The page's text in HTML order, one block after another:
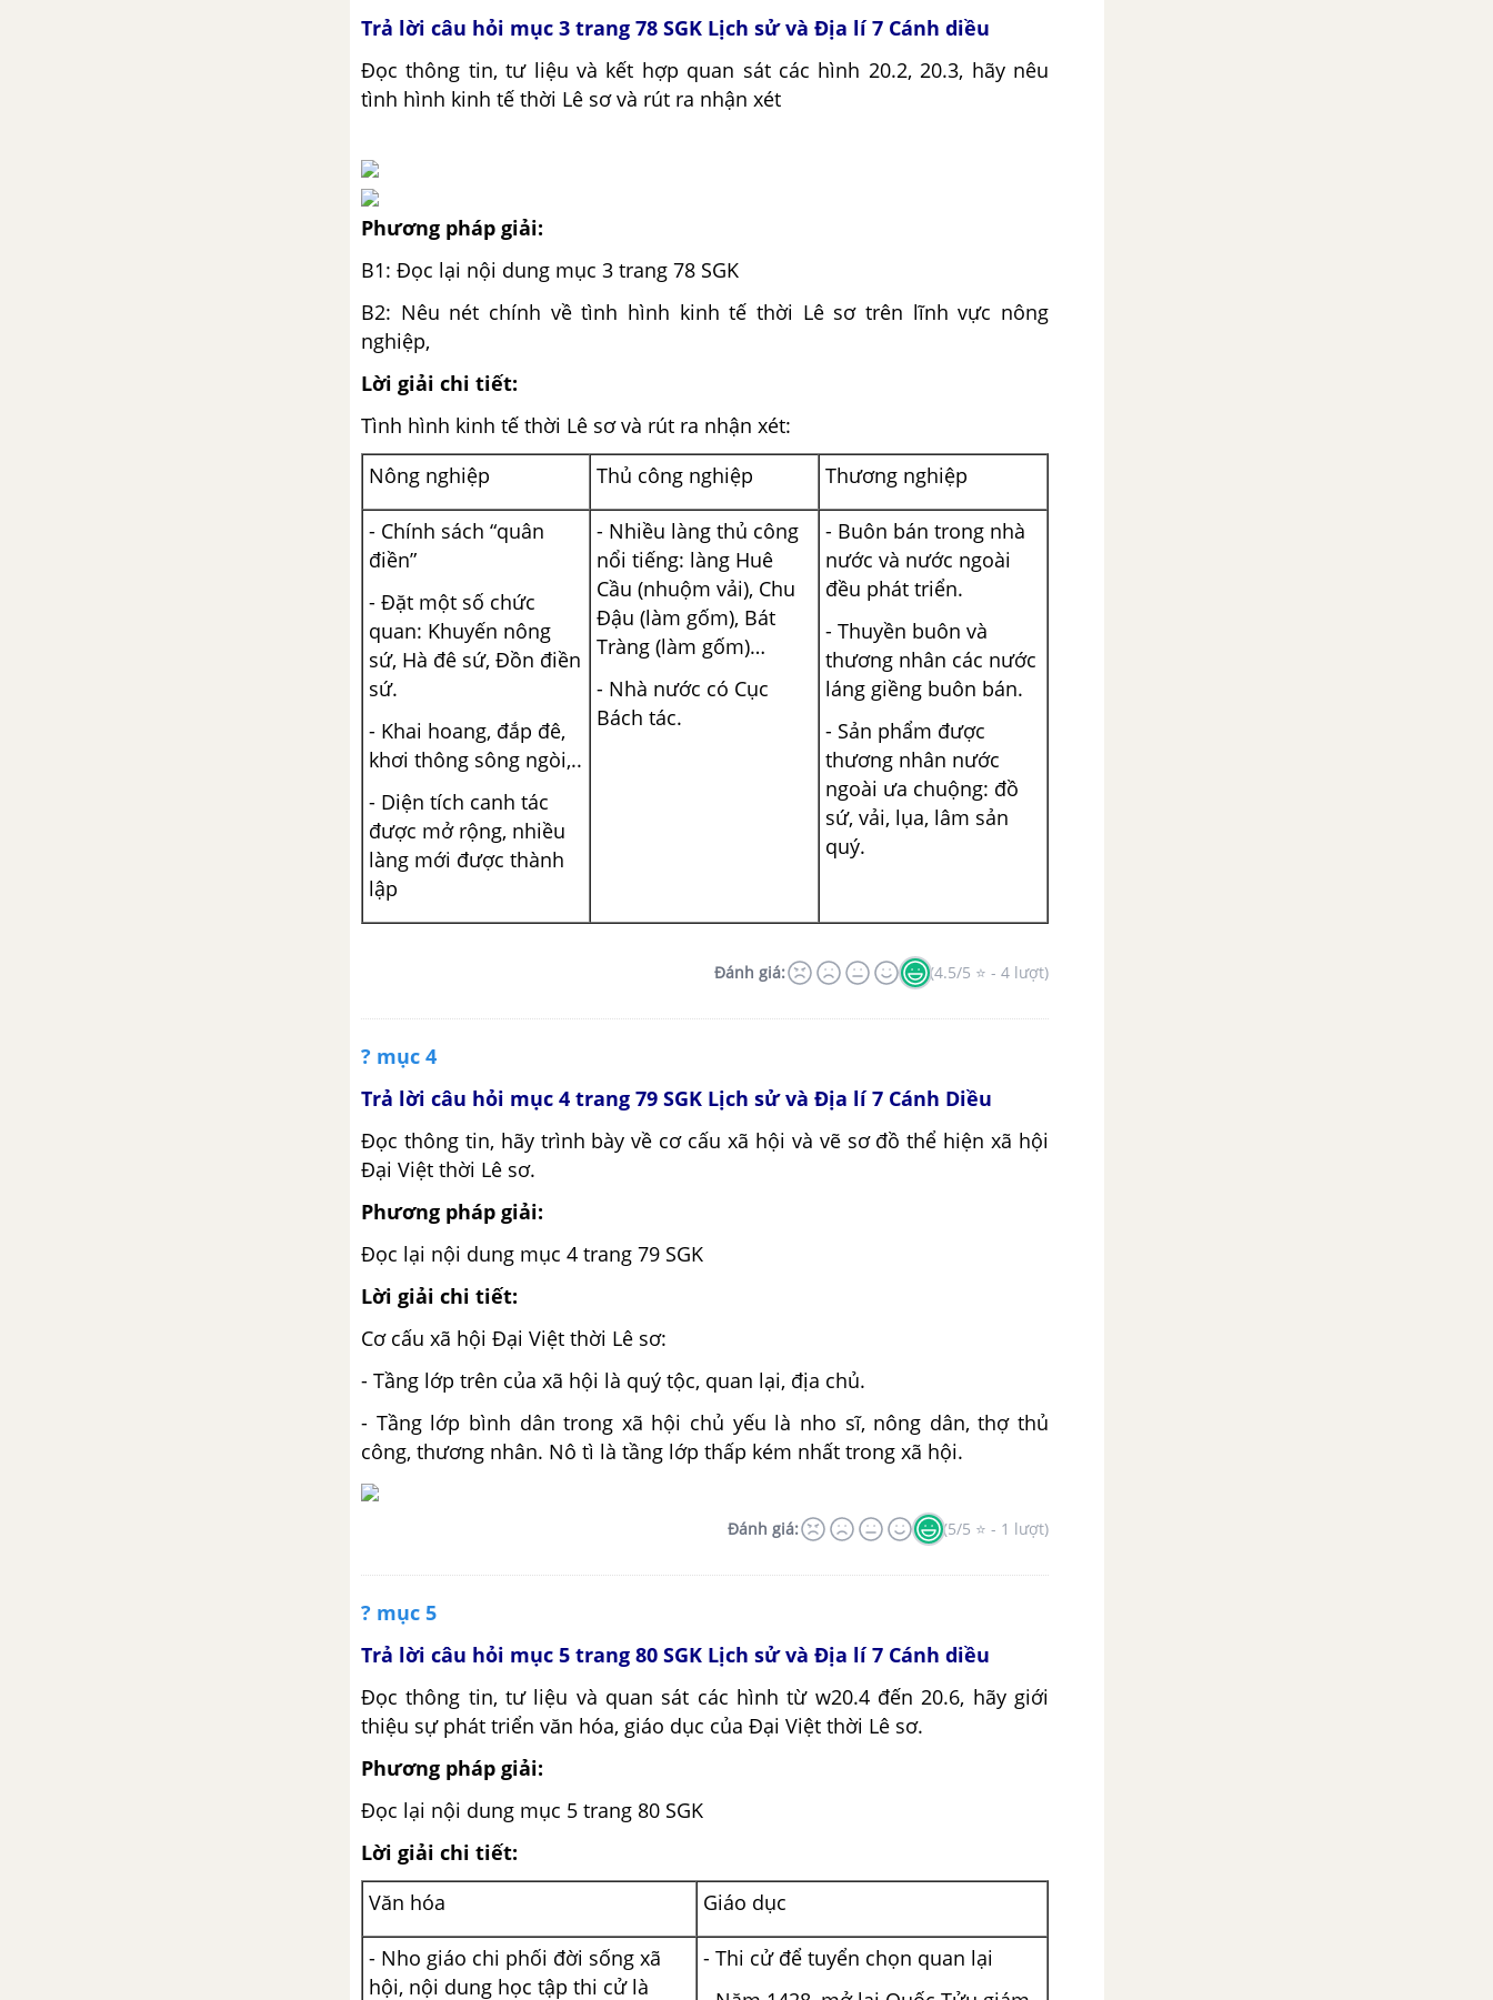
Trả lời câu hỏi mục 3 trang 78 SGK Lịch sử và Địa lí 7 Cánh diều
Đọc thông tin, tư liệu và kết hợp quan sát các hình 20.2, 20.3, hãy nêu
tình hình kinh tế thời Lê sơ và rút ra nhận xét
Phương pháp giải:
B1: Đọc lại nội dung mục 3 trang 78 SGK
B2: Nêu nét chính về tình hình kinh tế thời Lê sơ trên lĩnh vực nông
nghiệp,
Lời giải chi tiết:
Tình hình kinh tế thời Lê sơ và rút ra nhận xét:
Nông nghiệp
Thủ công nghiệp Thương nghiệp
- Chính sách “quân
điền”
- Đặt một số chức
quan: Khuyến nông
sứ, Hà đê sứ, Đồn điền
sứ.
- Khai hoang, đắp đê,
khơi thông sông ngòi,..
- Diện tích canh tác
được mở rộng, nhiều
làng mới được thành
lập
- Nhiều làng thủ công
nổi tiếng: làng Huê
Cầu (nhuộm vải), Chu
Đậu (làm gốm), Bát
Tràng (làm gốm)…
- Nhà nước có Cục
Bách tác.
- Buôn bán trong nhà
nước và nước ngoài
đều phát triển.
- Thuyền buôn và
thương nhân các nước
láng giềng buôn bán.
- Sản phẩm được
thương nhân nước
ngoài ưa chuộng: đồ
sứ, vải, lụa, lâm sản
quý.
Đánh giá: (4.5/5 ⭐ - 4 lượt)
? mục 4
Trả lời câu hỏi mục 4 trang 79 SGK Lịch sử và Địa lí 7 Cánh Diều
Đọc thông tin, hãy trình bày về cơ cấu xã hội và vẽ sơ đồ thể hiện xã hội
Đại Việt thời Lê sơ.
Phương pháp giải:
Đọc lại nội dung mục 4 trang 79 SGK
Lời giải chi tiết:
Cơ cấu xã hội Đại Việt thời Lê sơ:
- Tầng lớp trên của xã hội là quý tộc, quan lại, địa chủ.
- Tầng lớp bình dân trong xã hội chủ yếu là nho sĩ, nông dân, thợ thủ
công, thương nhân. Nô tì là tầng lớp thấp kém nhất trong xã hội.
Đánh giá: (5/5 ⭐ - 1 lượt)
? mục 5
Trả lời câu hỏi mục 5 trang 80 SGK Lịch sử và Địa lí 7 Cánh diều
Đọc thông tin, tư liệu và quan sát các hình từ w20.4 đến 20.6, hãy giới
thiệu sự phát triển văn hóa, giáo dục của Đại Việt thời Lê sơ.
Phương pháp giải:
Đọc lại nội dung mục 5 trang 80 SGK
Lời giải chi tiết:
Văn hóa
Giáo dục
- Nho giáo chi phối đời sống xã
hội, nội dung học tập thi cử là
- Thi cử để tuyển chọn quan lại